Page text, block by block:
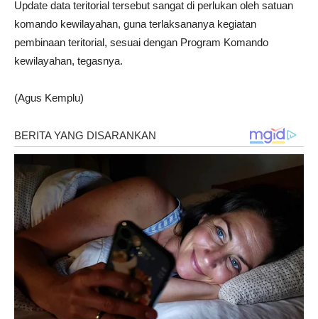
Update data teritorial tersebut sangat di perlukan oleh satuan
komando kewilayahan, guna terlaksananya kegiatan
pembinaan teritorial, sesuai dengan Program Komando
kewilayahan, tegasnya.
(Agus Kemplu)